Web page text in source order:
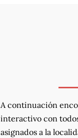
A continuación
interactivo con
asignados a la